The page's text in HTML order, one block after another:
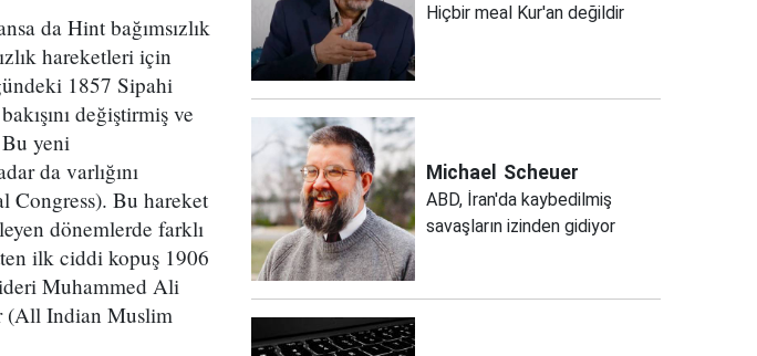
da Hint bağımsızlık
hareketleri için
1857 Sipahi
değiştirmiş ve
yeni
da varlığını
Congress). Bu hareket
dönemlerde farklı
ilk ciddi kopuş 1906
Muhammed Ali
(All Indian Muslim
Hiçbir meal Kur'an değildir
Michael Scheuer
ABD, İran'da kaybedilmiş
savaşların izinden gidiyor